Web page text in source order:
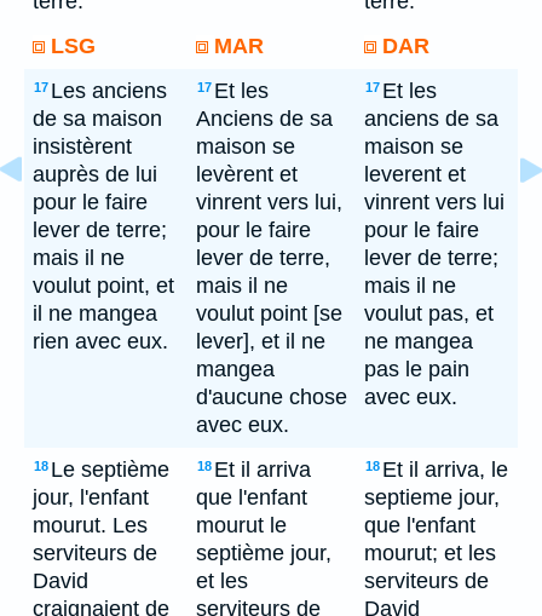
LSG
MAR DAR
17 Les anciens
de sa maison
insistèrent
auprès de lui
pour le faire
lever de terre;
mais il ne
voulut point, et
il ne mangea
rien avec eux.
17 Et les
Anciens de sa
maison se
levèrent et
vinrent vers lui,
pour le faire
lever de terre,
mais il ne
voulut point [se
lever], et il ne
mangea
d'aucune chose
avec eux.
17 Et les
anciens de sa
maison se
leverent et
vinrent vers lui
pour le faire
lever de terre;
mais il ne
voulut pas, et
ne mangea
pas le pain
avec eux.
18 Le septième
jour, l'enfant
mourut. Les
serviteurs de
David
craignaient de
18 Et il arriva
que l'enfant
mourut le
septième jour,
et les
serviteurs de
18 Et il arriva, le
septieme jour,
que l'enfant
mourut; et les
serviteurs de
David